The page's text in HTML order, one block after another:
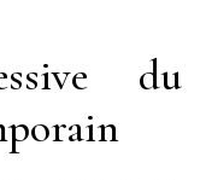
du